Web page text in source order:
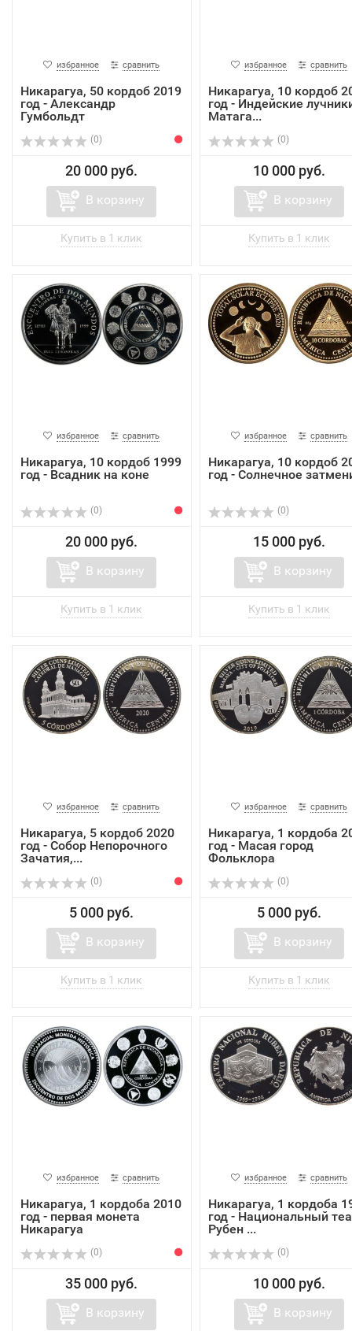
избранное сравнить
Никарагуа, 50 кордоб 2019
год - Александр
Гумбольдт
(0)
20 000 руб.
В корзину
избранное сравнить
Никарагуа, 10 кордоб
год - Индейские
Матага...
(0)
10 000 руб.
В корзину
избранное сравнить
Никарагуа, 10 кордоб 1999
год - Всадник на коне
(0)
20 000 руб.
В корзину
избранное сравнить
Никарагуа, 10 кордоб
год - Солнечное
(0)
15 000 руб.
В корзину
избранное сравнить
Никарагуа, 5 кордоб 2020
год - Собор Непорочного
Зачатия,...
(0)
5 000 руб.
В корзину
избранное сравнить
Никарагуа, 1 кордоба
год - Масая город
Фольклора
(0)
5 000 руб.
В корзину
избранное сравнить
Никарагуа, 1 кордоба 2010
год - первая монета
Никарагуа
(0)
35 000 руб.
В корзину
избранное сравнить
Никарагуа, 1 кордоба
год - Национальный
Рубен ...
(0)
10 000 руб.
В корзину